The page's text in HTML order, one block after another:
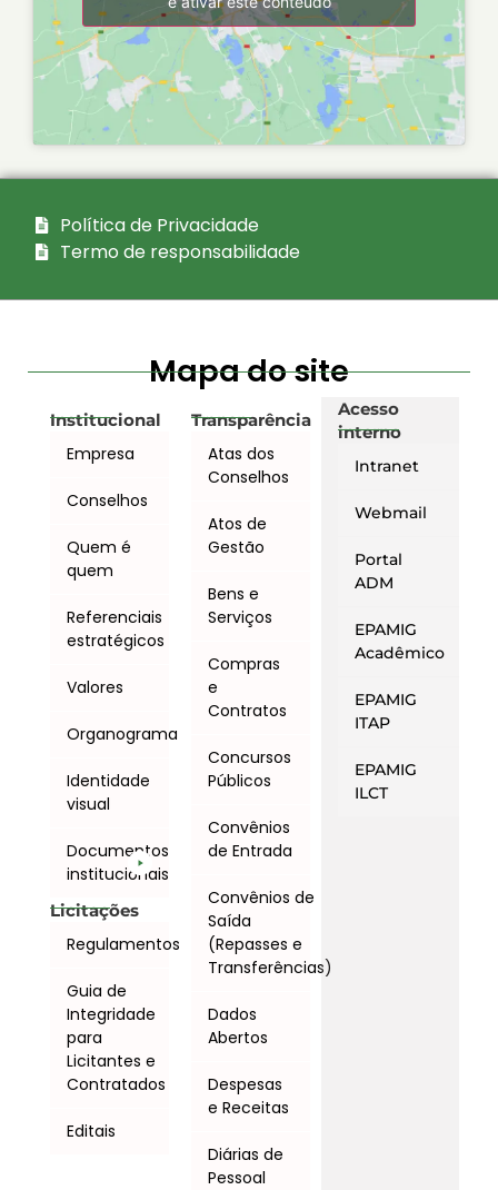
Política de Privacidade
Termo de responsabilidade
Mapa do site
Institucional
Empresa
Conselhos
Quem é
quem
Referenciais
estratégicos
Valores
Organograma
Identidade
visual
Documentos
institucionais
Licitações
Regulamentos
Guia de
Integridade
para
Licitantes e
Contratados
Editais
Transparência
Atas dos
Conselhos
Atos de
Gestão
Bens e
Serviços
Compras
e
Contratos
Concursos
Públicos
Convênios
de Entrada
Convênios de
Saída
(Repasses e
Transferências)
Dados
Abertos
Despesas
e Receitas
Diárias de
Pessoal
Acesso
interno
Intranet
Webmail
Portal
ADM
EPAMIG
Acadêmico
EPAMIG
ITAP
EPAMIG
ILCT